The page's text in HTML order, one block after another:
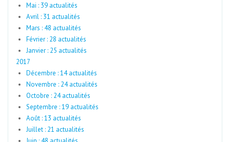
Mai : 39 actualités
Avril : 31 actualités
Mars : 48 actualités
Février : 28 actualités
Janvier : 25 actualités
2017
Décembre : 14 actualités
Novembre : 24 actualités
Octobre : 24 actualités
Septembre : 19 actualités
Août : 13 actualités
Juillet : 21 actualités